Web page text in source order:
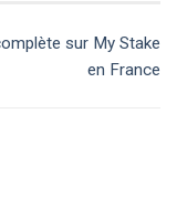
sur My Stake
en France